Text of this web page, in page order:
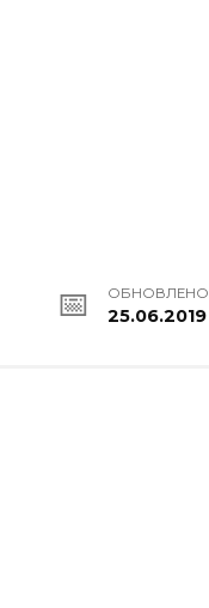
ОБНОВЛЕНО
25.06.2019